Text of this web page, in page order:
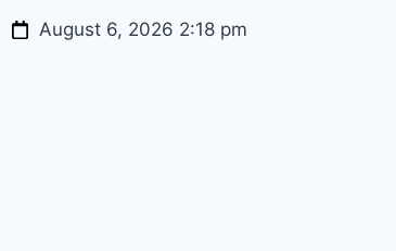
लाएगी परिसीमन बिल? ‘वेट एंड वॉच’
August 6, 2026 2:18 pm